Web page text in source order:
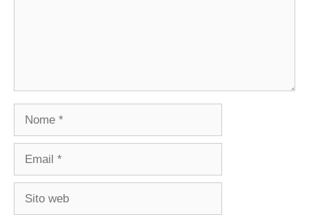
Nome
Email
Sito